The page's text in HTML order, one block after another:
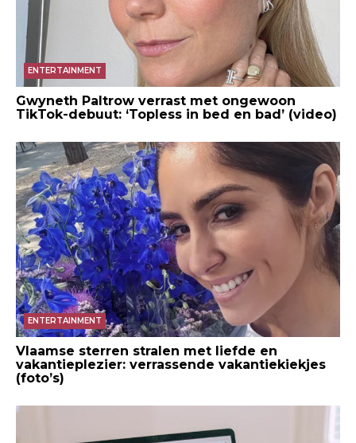
ENTERTAINMENT
Gwyneth Paltrow verrast met ongewoon
TikTok-debuut: ‘Topless in bed en bad’ (video)
ENTERTAINMENT
Vlaamse sterren stralen met liefde en
vakantieplezier: verrassende vakantiekiekjes
(foto’s)